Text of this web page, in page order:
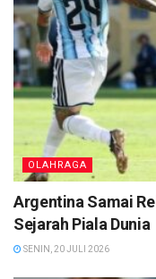
OLAHRAGA
Argentina Samai
Sejarah Piala Dunia
SENIN, 20 JULI 2026